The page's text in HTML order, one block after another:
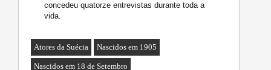
concedeu quatorze entrevistas durante toda a
vida.
Atores da Suécia Nascidos em 1905
Nascidos em 18 de Setembro